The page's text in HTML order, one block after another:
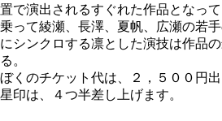
置で演出されるすぐれた作品となっ
乗って綾瀬、長澤、夏帆、広瀬の若
にシンクロする凛とした演技は作品
る。
ぼくのチケット代は、２，５００円
星印は、４つ半差し上げます。